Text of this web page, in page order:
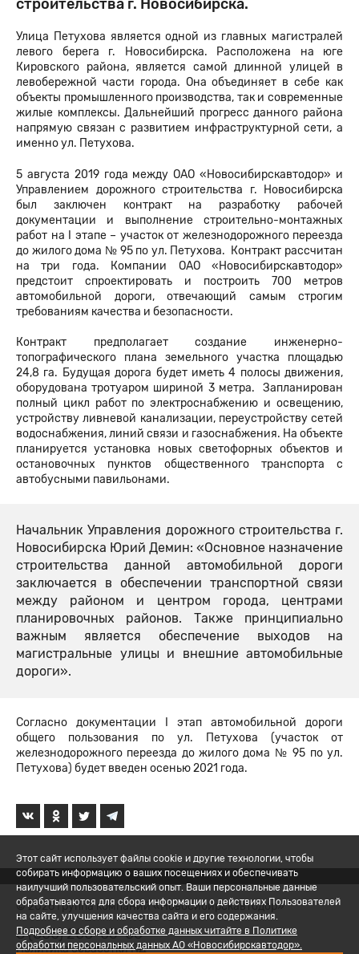
строительства г. Новосибирска.
Улица Петухова является одной из главных магистралей
левого берега г. Новосибирска. Расположена на юге
Кировского района, является самой длинной улицей в
левобережной части города. Она объединяет в себе как
объекты промышленного производства, так и современные
жилые комплексы. Дальнейший прогресс данного района
напрямую связан с развитием инфраструктурной сети, а
именно ул. Петухова.
5 августа 2019 года между ОАО «Новосибирскавтодор» и
Управлением дорожного строительства г. Новосибирска
был заключен контракт на разработку рабочей
документации и выполнение строительно-монтажных
работ на I этапе – участок от железнодорожного переезда
до жилого дома № 95 по ул. Петухова. Контракт рассчитан
на три года. Компании ОАО «Новосибирскавтодор»
предстоит спроектировать и построить 700 метров
автомобильной дороги, отвечающий самым строгим
требованиям качества и безопасности.
Контракт предполагает создание инженерно-
топографического плана земельного участка площадью
24,8 га. Будущая дорога будет иметь 4 полосы движения,
оборудована тротуаром шириной 3 метра. Запланирован
полный цикл работ по электроснабжению и освещению,
устройству ливневой канализации, переустройству сетей
водоснабжения, линий связи и газоснабжения. На объекте
планируется установка новых светофорных объектов и
остановочных пунктов общественного транспорта с
автобусными павильонами.
Начальник Управления дорожного строительства г.
Новосибирска Юрий Демин: «Основное назначение
строительства данной автомобильной дороги
заключается в обеспечении транспортной связи
между районом и центром города, центрами
планировочных районов. Также принципиально
важным является обеспечение выходов на
магистральные улицы и внешние автомобильные
дороги».
Согласно документации I этап автомобильной дороги
общего пользования по ул. Петухова (участок от
железнодорожного переезда до жилого дома № 95 по ул.
Петухова) будет введен осенью 2021 года.
© 2026 Группа компаний «Новосибирскавтодор»
8 (800) 200-05-06
Политика обработки ПД
Этот сайт использует файлы cookie и другие технологии, чтобы
собирать информацию о ваших посещениях и обеспечивать
наилучший пользовательский опыт. Ваши персональные данные
обрабатываются для сбора информации о действиях Пользователей
на сайте, улучшения качества сайта и его содержания.
Подробнее о сборе и обработке данных читайте в Политике
обработки персональных данных АО «Новосибирскавтодор».